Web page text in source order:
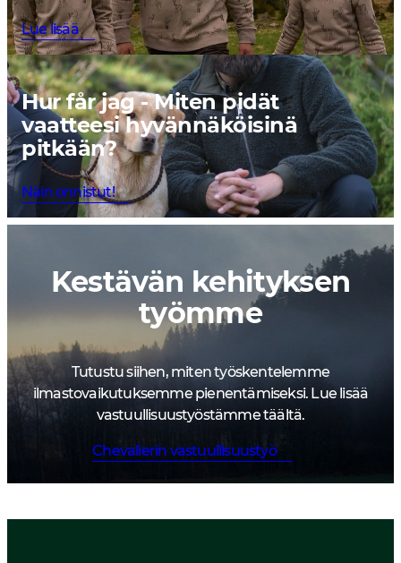
Lue lisää
Hur får jag - Miten pidät
vaatteesi hyvännäköisinä
pitkään?
Näin onnistut!
Kestävän kehityksen
työmme
Tutustu siihen, miten työskentelemme
ilmastovaikutuksemme pienentämiseksi. Lue lisää
vastuullisuustyöstämme täältä.
Chevalierin vastuullisuustyö